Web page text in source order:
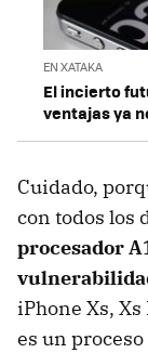
EN XATAKA
El incierto
ventajas ya
Cuidado,
con todos los
procesador
iPhone Xs,
es un proceso